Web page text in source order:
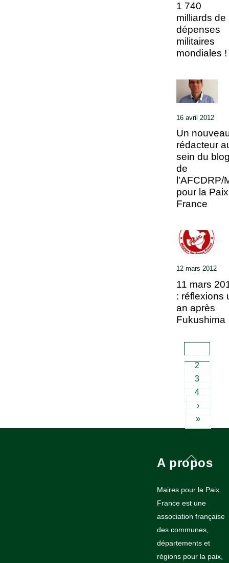
1 740
milliards de
dépenses
militaires
mondiales !
16 avril 2012
Un
rédacteur
sein du
de
l’AFCDRP/
pour la Paix
France
12 mars 2012
11 mars
: réflexions
an après
Fukushima
2
3
4
›
»
Back
To
A propos
Maires pour la Paix
France est une
association française
des communes,
départements et
régions pour la paix,